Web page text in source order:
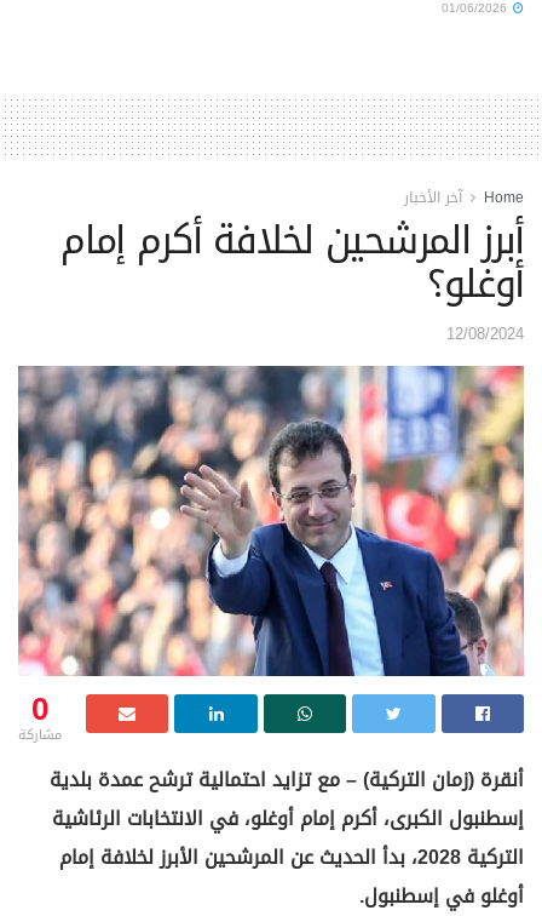
Home آخر الأخبار
أبرز المرشحين لخلافة أكرم إمام
أوغلو؟
12/08/2024
0
مشاركة
أنقرة (زمان التركية) – مع تزايد احتمالية ترشح عمدة بلدية
إسطنبول الكبرى، أكرم إمام أوغلو، في الانتخابات الرئاشية
التركية 2028، بدأ الحديث عن المرشحين الأبرز لخلافة إمام
أوغلو في إسطنبول.